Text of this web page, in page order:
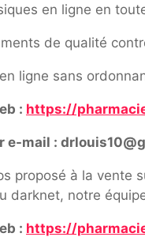
en ligne en
de qualité
en ligne sans
: https://
e-mail :
proposé à la vente
darknet, notre
: https://